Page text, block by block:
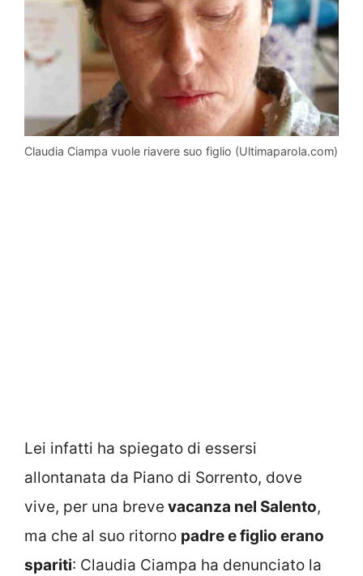
Claudia Ciampa vuole riavere suo figlio (Ultimaparola.com)
Lei infatti ha spiegato di essersi
allontanata da Piano di Sorrento, dove
vive, per una breve vacanza nel Salento,
ma che al suo ritorno padre e figlio erano
spariti: Claudia Ciampa ha denunciato la